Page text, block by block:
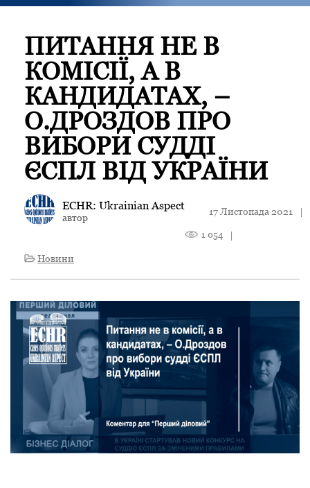
ПИТАННЯ НЕ В
КОМІСІЇ, А В
КАНДИДАТАХ, –
О.ДРОЗДОВ ПРО
ВИБОРИ СУДДІ
ЄСПЛ ВІД УКРАЇНИ
ECHR: Ukrainian Aspect
автор
17 Листопада 2021 |
1 054
|
Новини